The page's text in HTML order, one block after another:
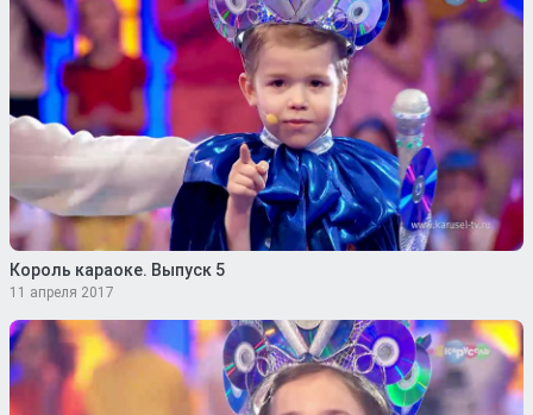
Король караоке. Выпуск 5
11 апреля 2017